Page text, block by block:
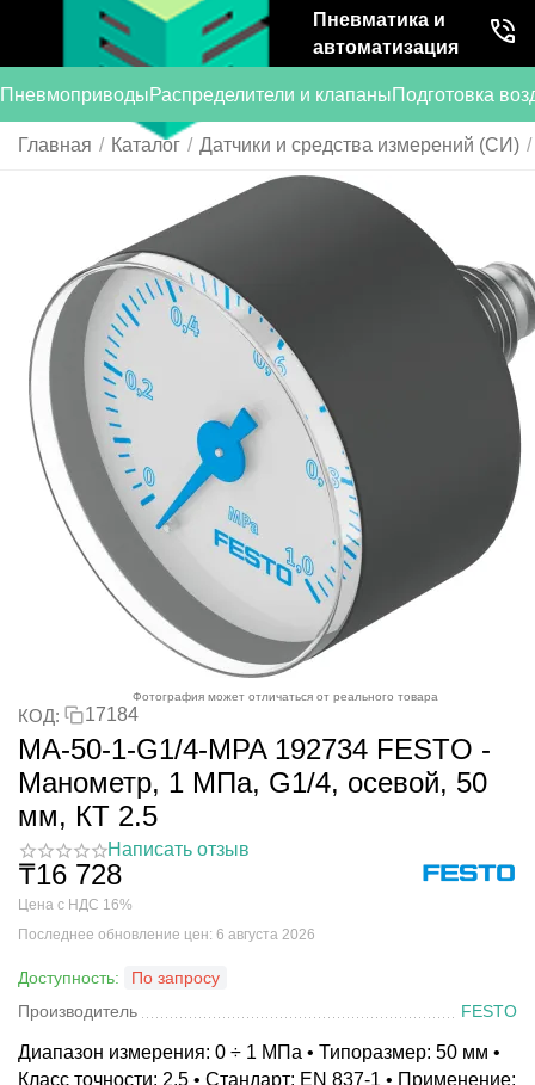
Пневматика и
автоматизация
ПневмоприводыРаспределители и клапаныПодготовка
Главная / Каталог / Датчики и средства измерений (СИ) /
Фотография может отличаться от реального товара
КОД: 17184
MA-50-1-G1/4-MPA 192734 FESTO -
Манометр, 1 МПа, G1/4, осевой, 50
мм, КТ 2.5
Написать отзыв
₸16 728
Цена с НДС 16%
Последнее обновление цен: 6 августа 2026
Доступность:
По запросу
Производитель
FESTO
Диапазон измерения: 0 ÷ 1 МПа • Типоразмер: 50 мм •
Класс точности: 2.5 • Стандарт: EN 837-1 • Применение: